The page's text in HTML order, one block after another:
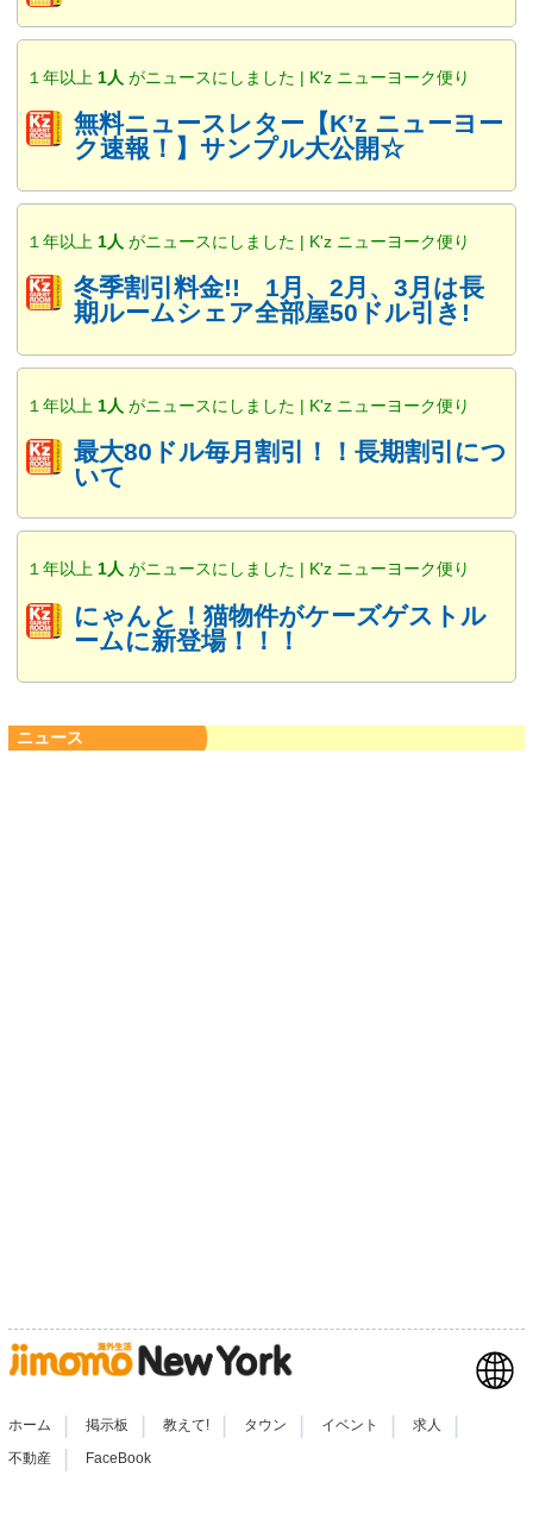
１年以上 1人 がニュースにしました | K'z ニューヨーク便り
無料ニュースレター【K’z ニューヨー
ク速報！】サンプル大公開☆
１年以上 1人 がニュースにしました | K'z ニューヨーク便り
冬季割引料金!! 1月、2月、3月は長
期ルームシェア全部屋50ドル引き!
１年以上 1人 がニュースにしました | K'z ニューヨーク便り
最大80ドル毎月割引！！長期割引につ
いて
１年以上 1人 がニュースにしました | K'z ニューヨーク便り
にゃんと！猫物件がケーズゲストル
ームに新登場！！！
ニュース
ホーム 掲示板 教えて! タウン イベント 求人
不動産 | FaceBook